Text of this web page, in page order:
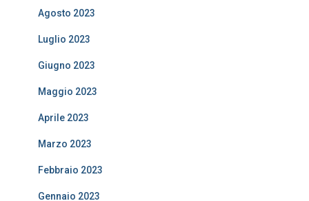
Agosto 2023
Luglio 2023
Giugno 2023
Maggio 2023
Aprile 2023
Marzo 2023
Febbraio 2023
Gennaio 2023